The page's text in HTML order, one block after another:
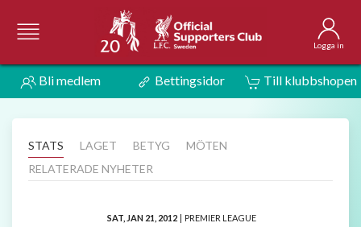
Logga in
Bli medlem Bettingsidor Till klubbshopen
STATS LAGET BETYG
MÖTEN
RELATERADE NYHETER
SAT, JAN 21, 2012 | PREMIER LEAGUE